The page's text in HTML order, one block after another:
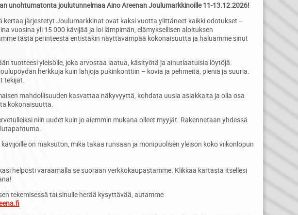
unohtumatonta joulutunnelmaa Aino Areenan Joulumarkkinoille 11-13.12.2026!
kertaa järjestetyt Joulumarkkinat ovat kaksi vuotta ylittäneet kaikki odotukset –
vuosina yli 15 000 kävijää ja loi lämpimän, elämyksellisen aloituksen
tästä perinteestä entistäkin näyttävämpää kokonaisuutta ja haluamme sinut
tuotteesi yleisölle, joka arvostaa laatua, käsityötä ja ainutlaatuisia löytöjä.
herkkuja kuin lahjoja pukinkonttiin – kovia ja pehmeitä, pieniä ja suuria.
tekijät.
mahdollisuuden kasvattaa näkyvyyttä, kohdata uusia asiakkaita ja olla osa
kokonaisuutta.
niin uudet kuin jo aiemmin mukana olleet myyjät. Rakennetaan yhdessä
on maksuton, mikä takaa runsaan ja monipuolisen yleisön koko viikonlopun
helposti varaamalla se suoraan verkkokaupastamme. Klikkaa kartasta itsellesi
tekemisessä tai sinulle herää kysyttävää, autamme